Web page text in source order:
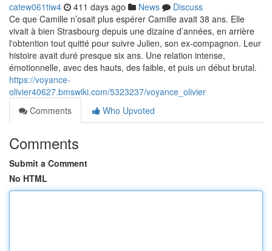
catew061tiw4 411 days ago News
Discuss
Ce que Camille n’osait plus espérer Camille avait 38 ans. Elle
vivait à bien Strasbourg depuis une dizaine d’années, en arrière
l'obtention tout quitté pour suivre Julien, son ex-compagnon. Leur
histoire avait duré presque six ans. Une relation intense,
émotionnelle, avec des hauts, des faible, et puis un début brutal.
https://voyance-
olivier40627.bmswiki.com/5323237/voyance_olivier
Comments
Who Upvoted
Comments
Submit a Comment
No HTML